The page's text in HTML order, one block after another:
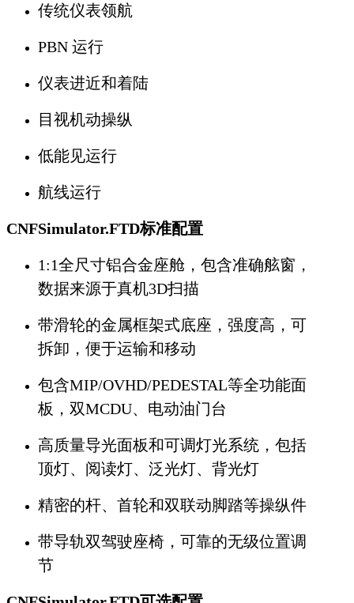
传统仪表领航
PBN 运行
仪表进近和着陆
目视机动操纵
低能见运行
航线运行
CNFSimulator.FTD标准配置
1:1全尺寸铝合金座舱，包含准确舷窗，
数据来源于真机3D扫描
带滑轮的金属框架式底座，强度高，可
拆卸，便于运输和移动
包含MIP/OVHD/PEDESTAL等全功能面
板，双MCDU、电动油门台
高质量导光面板和可调灯光系统，包括
顶灯、阅读灯、泛光灯、背光灯
精密的杆、首轮和双联动脚踏等操纵件
带导轨双驾驶座椅，可靠的无级位置调
节